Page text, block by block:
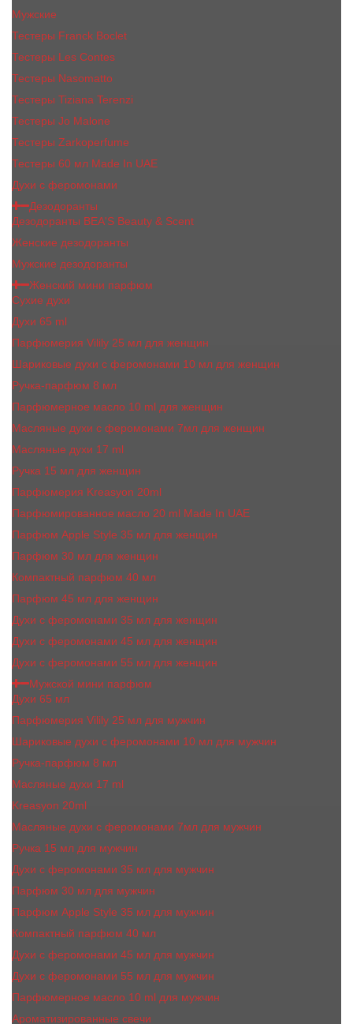
Мужские
Тестеры Franck Boclet
Тестеры Les Contes
Тестеры Nasomatto
Тестеры Tiziana Terenzi
Тестеры Jо Malоnе
Тестеры Zarkoperfume
Тестеры 60 мл Made In UAE
Духи с феромонами
Дезодоранты
Дезодоранты BEA'S Beauty & Scent
Женские дезодоранты
Мужские дезодоранты
Женский мини парфюм
Сухие духи
Духи 65 ml
Парфюмерия Vilily 25 мл для женщин
Шариковые духи с феромонами 10 мл для женщин
Ручка-парфюм 8 мл
Парфюмерное масло 10 ml для женщин
Масляные духи c феромонами 7мл для женщин
Масляные духи 17 ml
Ручка 15 мл для женщин
Парфюмерия Kreasyon 20ml
Парфюмированное масло 20 ml Made In UAE
Парфюм Apple Style 35 мл для женщин
Парфюм 30 мл для женщин
Компактный парфюм 40 мл
Парфюм 45 мл для женщин
Духи с феромонами 35 мл для женщин
Духи с феромонами 45 мл для женщин
Духи с феромонами 55 мл для женщин
Мужской мини парфюм
Духи 65 мл
Парфюмерия Vilily 25 мл для мужчин
Шариковые духи с феромонами 10 мл для мужчин
Ручка-парфюм 8 мл
Масляные духи 17 ml
Kreasyon 20ml
Масляные духи c феромонами 7мл для мужчин
Ручка 15 мл для мужчин
Духи с феромонами 35 мл для мужчин
Парфюм 30 мл для мужчин
Парфюм Apple Style 35 мл для мужчин
Компактный парфюм 40 мл
Духи с феромонами 45 мл для мужчин
Духи с феромонами 55 мл для мужчин
Парфюмерное масло 10 ml для мужчин
Ароматизированные свечи